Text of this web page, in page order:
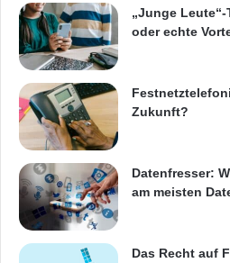
Quellenangabe: „obs/
Ultra HD Premium-TV
h
n
o
o
g
e
n
u
r
M
e
m
a
ß
„Junge
oder echte
Zukunft?
Datenfresser:
am meisten
Das Recht auf